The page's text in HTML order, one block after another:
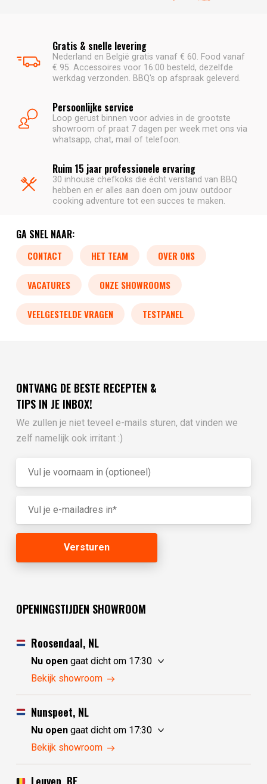
Gratis & snelle levering
Nederland en België gratis vanaf € 60. Food vanaf
€ 95. Accessoires voor 16:00 besteld, dezelfde
werkdag verzonden. BBQ's op afspraak geleverd.
Persoonlijke service
Loop gerust binnen voor advies in de grootste
showroom of praat 7 dagen per week met ons via
whatsapp, chat, mail of telefoon.
Ruim 15 jaar professionele ervaring
30 inhouse chefkoks die écht verstand van BBQ
hebben en er alles aan doen om jouw outdoor
cooking adventure tot een succes te maken.
GA SNEL NAAR:
CONTACT HET TEAM OVER ONS
VACATURES ONZE SHOWROOMS
VEELGESTELDE VRAGEN TESTPANEL
ONTVANG DE BESTE RECEPTEN &
TIPS IN JE INBOX!
We zullen je niet teveel e-mails sturen, dat vinden we
zelf namelijk ook irritant :)
OPENINGSTIJDEN SHOWROOM
Roosendaal, NL
Nu opengaat dicht om 17:30
zaterdag
zondag
10:00 - 17:30
maandag
dinsdag
woensdag
Bekijk showroom
Nunspeet, NL
Nu opengaat dicht om 17:30
zaterdag
zondag
gesloten
maandag
Bekijk showroom